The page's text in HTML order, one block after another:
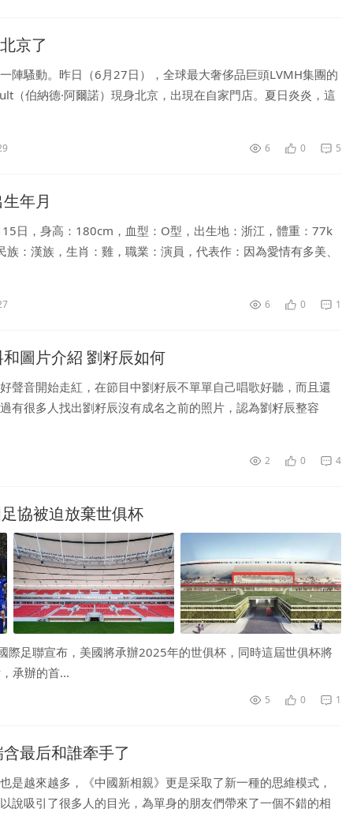
京了
陣騷動。昨日（6月27日），全球最大奢侈品巨頭LVMH集團的
（伯納德·阿爾諾）現身北京，出現在自家門店。夏日炎炎，這
6 0 5
年月
日，身高：180cm，血型：O型，出生地：浙江，體重：77k
族：漢族，生肖：雞，職業：演員，代表作：因為愛情有多美、
6 0 1
圖片介紹 劉籽辰如何
聲音開始走紅，在節目中劉籽辰不單單自己唱歌好聽，而且還
有很多人找出劉籽辰沒有成名之前的照片，認為劉籽辰整容
2 0 4
協被迫放棄世俱杯
足聯宣布，美國將承辦2025年的世俱杯，同時這屆世俱杯將
承辦的首...
5 0 1
最后和誰牽手了
是越來越多，《中國新相親》更是采取了新一種的思維模式，
說吸引了很多人的目光，為單身的朋友們帶來了一個不錯的相